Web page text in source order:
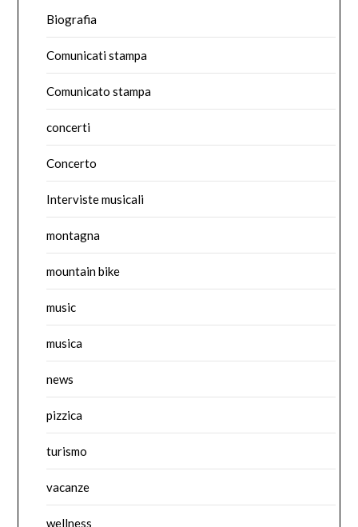
Biografia
Comunicati stampa
Comunicato stampa
concerti
Concerto
Interviste musicali
montagna
mountain bike
music
musica
news
pizzica
turismo
vacanze
wellness